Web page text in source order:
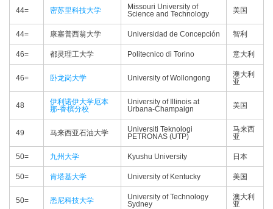
44= 密苏里科技大学
Missouri University of
Science and Technology
美国
44= 康塞普西翁大学 Universidad de Concepción 智利
46= 都灵理工大学 Politecnico di Torino 意大利
46= 卧龙岗大学 University of Wollongong
澳大利
亚
48
伊利诺伊大学厄本
那-香槟分校
University of Illinois at
Urbana-Champaign
美国
49 马来西亚石油大学
Universiti Teknologi
PETRONAS (UTP)
马来西
亚
50= 九州大学 Kyushu University 日本
50= 肯塔基大学 University of Kentucky 美国
50= 悉尼科技大学
University of Technology
Sydney
澳大利
亚